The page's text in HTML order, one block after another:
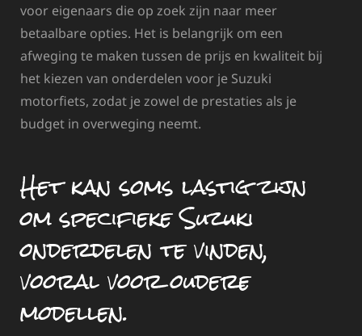
voor eigenaars die op zoek zijn naar meer
betaalbare opties. Het is belangrijk om een
afweging te maken tussen de prijs en kwaliteit bij
het kiezen van onderdelen voor je Suzuki
motorfiets, zodat je zowel de prestaties als je
budget in overweging neemt.
Het kan soms lastig zijn
om specifieke Suzuki
onderdelen te vinden,
vooral voor oudere
modellen.